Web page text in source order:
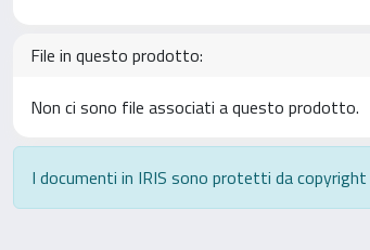
File in questo prodotto:
Non ci sono file associati a questo prodotto.
I documenti in IRIS sono protetti da